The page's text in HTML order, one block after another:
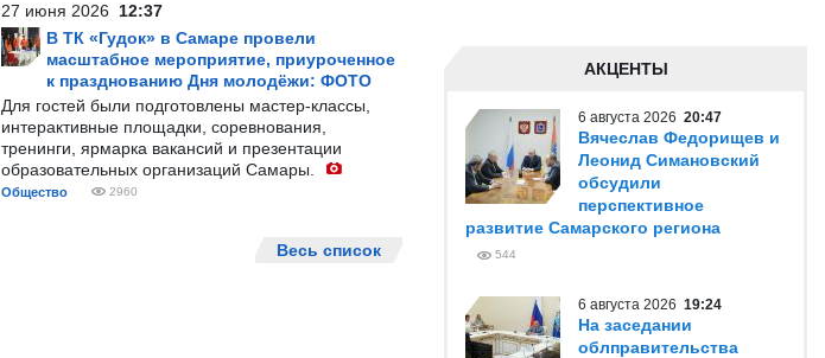
27 июня 2026 12:37
В ТК «Гудок» в Самаре провели
масштабное мероприятие, приуроченное
к празднованию Дня молодёжи: ФОТО
Для гостей были подготовлены мастер-классы,
интерактивные площадки, соревнования,
тренинги, ярмарка вакансий и презентации
образовательных организаций Самары.
Общество 2960
Весь список
АКЦЕНТЫ
6 августа 2026 20:47
Вячеслав Федорищев и
Леонид Симановский
обсудили
перспективное
развитие Самарского региона
544
6 августа 2026 19:24
На заседании
облправительства